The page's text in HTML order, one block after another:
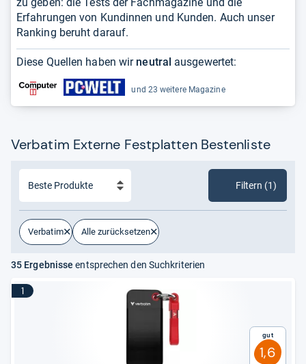
lassen
Erfahrungen von Kundinnen und Kunden. Auch unser
Ranking beruht darauf.
Diese Quellen haben wir neutral ausgewertet:
und 23 weitere Magazine
Verbatim Externe Festplatten Bestenliste
Verbatim Alle zurücksetzen
Filtern (1)
35 Ergebnisse entsprechen den Suchkriterien
1
Gut
1,6